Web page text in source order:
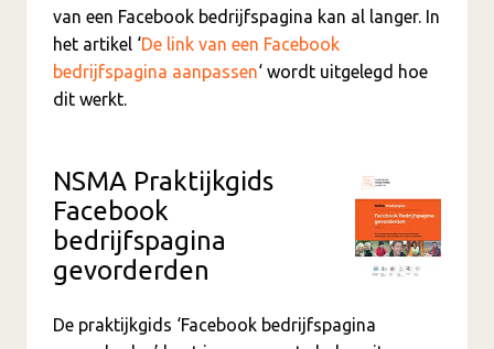
van een Facebook bedrijfspagina kan al langer. In
het artikel ‘De link van een Facebook
bedrijfspagina aanpassen‘ wordt uitgelegd hoe
dit werkt.
NSMA Praktijkgids
Facebook
bedrijfspagina
gevorderden
De praktijkgids ‘Facebook bedrijfspagina